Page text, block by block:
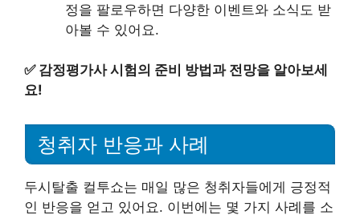
정을 팔로우하면 다양한 이벤트와 소식도 받
아볼 수 있어요.
✅ 감정평가사 시험의 준비 방법과 전망을 알아보세
요!
청취자 반응과 사례
두시탈출 컬투쇼는 매일 많은 청취자들에게 긍정적
인 반응을 얻고 있어요. 이번에는 몇 가지 사례를 소